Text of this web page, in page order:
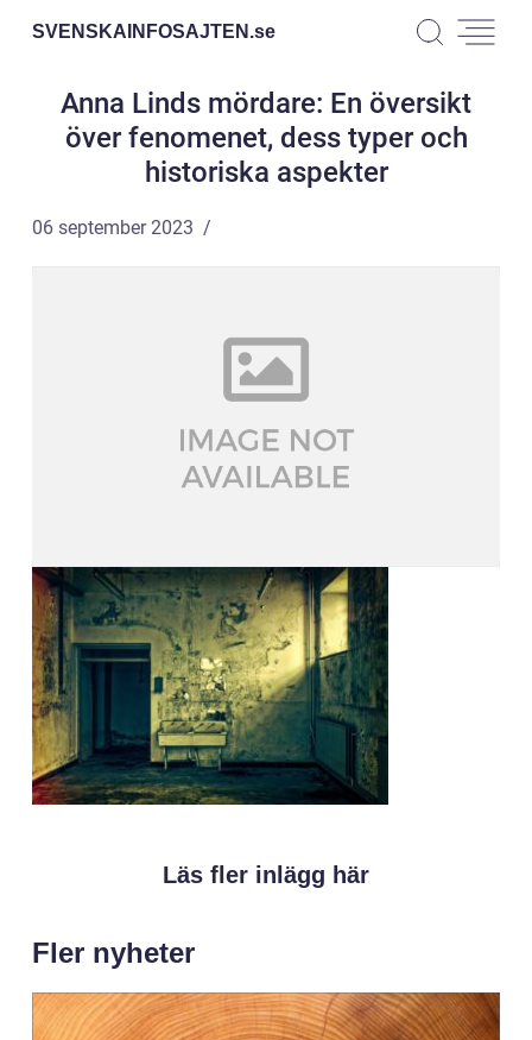
SVENSKAINFOSAJTEN.se
Anna Linds mördare: En översikt
över fenomenet, dess typer och
historiska aspekter
06 september 2023
Läs fler inlägg här
Fler nyheter